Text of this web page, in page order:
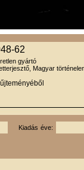
62
gyártó
Magyar
Kiadás éve: